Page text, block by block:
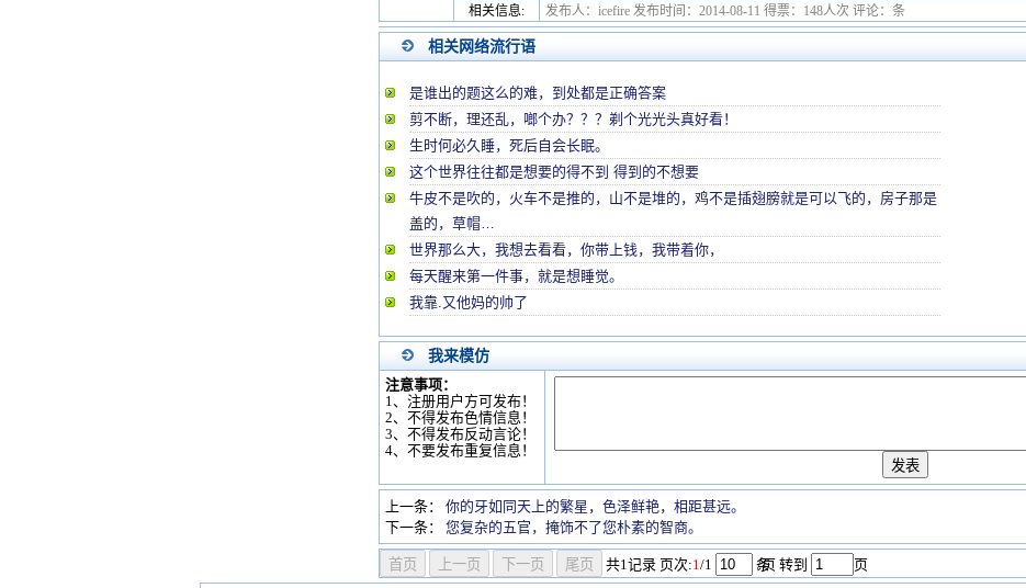
相关信息:
发布人：icefire 发布时间：2014-08-11 得票：148人次 评论：条
相关网络流行语
是谁出的题这么的难，到处都是正确答案
剪不断，理还乱，啷个办？？？剃个光光头真好看！
生时何必久睡，死后自会长眠。
这个世界往往都是想要的得不到 得到的不想要
牛皮不是吹的，火车不是推的，山不是堆的，鸡不是插翅膀就是可以飞的，房子那是
盖的，草帽…
世界那么大，我想去看看，你带上钱，我带着你，
每天醒来第一件事，就是想睡觉。
我靠.又他妈的帅了
我来模仿
注意事项：
1、注册用户方可发布！
2、不得发布色情信息！
3、不得发布反动言论！
4、不要发布重复信息！
上一条：
你的牙如同天上的繁星，色泽鲜艳，相距甚远。
下一条：
您复杂的五官，掩饰不了您朴素的智商。
共1记录 页次:1/1 条
/页 转到 页